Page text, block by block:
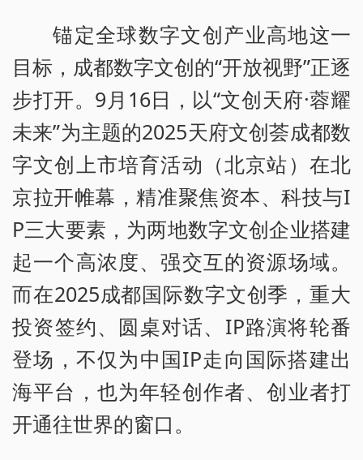
锚定全球数字文创产业高地这一
目标，成都数字文创的“开放视野”正逐
步打开。9月16日，以“文创天府·蓉耀
未来”为主题的2025天府文创荟成都数
字文创上市培育活动（北京站）在北
京拉开帷幕，精准聚焦资本、科技与I
P三大要素，为两地数字文创企业搭建
起一个高浓度、强交互的资源场域。
而在2025成都国际数字文创季，重大
投资签约、圆桌对话、IP路演将轮番
登场，不仅为中国IP走向国际搭建出
海平台，也为年轻创作者、创业者打
开通往世界的窗口。